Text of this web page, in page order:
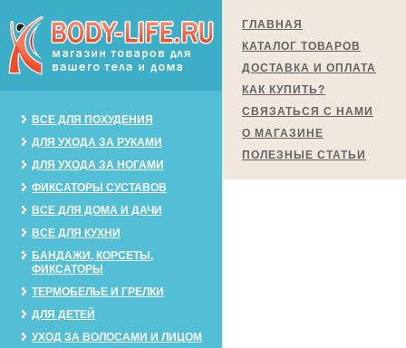
ВСЕ ДЛЯ ПОХУДЕНИЯ
ДЛЯ УХОДА ЗА РУКАМИ
ДЛЯ УХОДА ЗА НОГАМИ
ФИКСАТОРЫ СУСТАВОВ
ВСЕ ДЛЯ ДОМА И ДАЧИ
ВСЕ ДЛЯ КУХНИ
БАНДАЖИ, КОРСЕТЫ,
ФИКСАТОРЫ
ТЕРМОБЕЛЬЕ И ГРЕЛКИ
ДЛЯ ДЕТЕЙ
УХОД ЗА ВОЛОСАМИ И ЛИЦОМ
ГЛАВНАЯ
КАТАЛОГ ТОВАРОВ
ДОСТАВКА И ОПЛАТА
КАК КУПИТЬ?
СВЯЗАТЬСЯ С НАМИ
О МАГАЗИНЕ
ПОЛЕЗНЫЕ СТАТЬИ